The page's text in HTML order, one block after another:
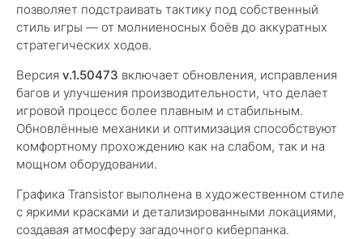
позволяет подстраивать тактику под собственный
стиль игры — от молниеносных боёв до аккуратных
стратегических ходов.
Версия v.1.50473 включает обновления, исправления
багов и улучшения производительности, что делает
игровой процесс более плавным и стабильным.
Обновлённые механики и оптимизация способствуют
комфортному прохождению как на слабом, так и на
мощном оборудовании.
Графика Transistor выполнена в художественном стиле
с яркими красками и детализированными локациями,
создавая атмосферу загадочного киберпанка.